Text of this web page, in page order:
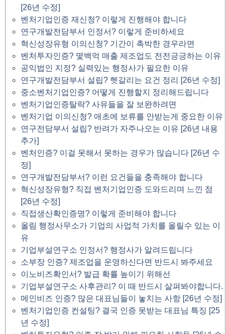
[26년 수정]
벤처기업인증 재신청? 이렇게 진행해야 합니다
연구개발전담부서 인정서? 이렇게 준비하세요
혁신성장유형 이의신청? 기간이 촉박한 경우라면
벤처투자인증? 몇백억 매출 제조업도 전전긍긍하는 이유
공익법인 지정? 실력있는 행정사가 필요한 이유
연구개발전담부서 설립? 헷갈리는 요건 정리 [26년 수정]
중소벤처기업인증? 어떻게 진행할지 정리해드립니다
벤처기업인증탈락? 사유들을 잘 보완하려면
벤처기업 이의신청? 애초에 보류를 안받는게 중요한 이유
연구전담부서 설립? 반려가 자주나오는 이유 [26년 내용
추가]
벤처인증? 이걸 못해서 못하는 경우가 많습니다 [26년 수
정]
연구개발전담부서? 이런 요건들을 충족해야 합니다
혁신성장유형? 직접 벤처기업인증 도와드리며 느낀 점
[26년 수정]
직접생산확인증명? 이렇게 준비해야 합니다
올림 행정사무소가 기업의 사업적 가치를 올릴수 있는 이
유
기업부설연구소 인정서? 행정사가 알려드립니다
소부장 인증? 제조업을 운영하신다면 반드시 봐주세요
이노비즈확인서? 발급 확률 높이기 위해선
기업부설연구소 사후관리? 이 때 반드시 살펴봐야합니다.
메인비즈 인증? 많은 대표님들이 놓치는 사항 [26년 수정]
벤처기업인증 컨설팅? 결국 인증 못받는 대표님 특징 [25
년 수정]